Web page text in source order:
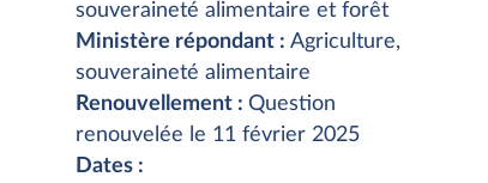
souveraineté alimentaire et forêt
Ministère répondant : Agriculture,
souveraineté alimentaire
Renouvellement : Question
renouvelée le 11 février 2025
Dates :